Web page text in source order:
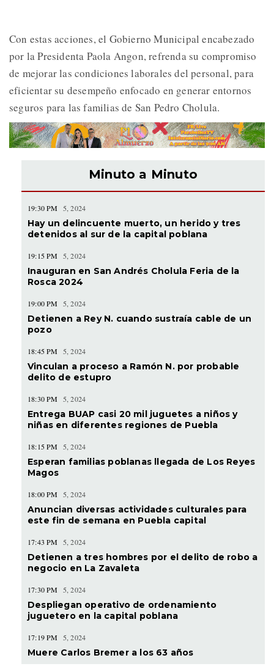
Con estas acciones, el Gobierno Municipal encabezado
por la Presidenta Paola Angon, refrenda su compromiso
de mejorar las condiciones laborales del personal, para
eficientar su desempeño enfocado en generar entornos
seguros para las familias de San Pedro Cholula.
Minuto a Minuto
19:30 PM 5, 2024
Hay un delincuente muerto, un herido y tres
detenidos al sur de la capital poblana
19:15 PM 5, 2024
Inauguran en San Andrés Cholula Feria de la
Rosca 2024
19:00 PM 5, 2024
Detienen a Rey N. cuando sustraía cable de un
pozo
18:45 PM 5, 2024
Vinculan a proceso a Ramón N. por probable
delito de estupro
18:30 PM 5, 2024
Entrega BUAP casi 20 mil juguetes a niños y
niñas en diferentes regiones de Puebla
18:15 PM 5, 2024
Esperan familias poblanas llegada de Los Reyes
Magos
18:00 PM 5, 2024
Anuncian diversas actividades culturales para
este fin de semana en Puebla capital
17:43 PM 5, 2024
Detienen a tres hombres por el delito de robo a
negocio en La Zavaleta
17:30 PM 5, 2024
Despliegan operativo de ordenamiento
juguetero en la capital poblana
17:19 PM 5, 2024
Muere Carlos Bremer a los 63 años